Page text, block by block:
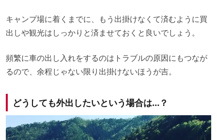
キャンプ場に着くまでに、もう出掛けなくて済むように買
出しや観光はしっかりと済ませておくと良いでしょう。
頻繁に車の出し入れをするのはトラブルの原因にもつなが
るので、余程じゃない限り出掛けないほうが吉。
どうしても外出したいという場合は…？